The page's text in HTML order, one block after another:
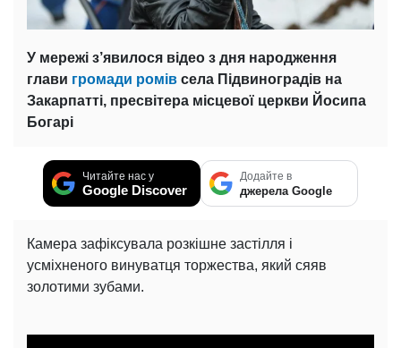
У мережі з’явилося відео з дня народження
глави громади ромів села Підвиноградів на
Закарпатті, пресвітера місцевої церкви Йосипа
Богарі
Читайте нас у
Google Discover
Додайте в
джерела Google
Камера зафіксувала розкішне застілля і
усміхненого винуватця торжества, який сяяв
золотими зубами.